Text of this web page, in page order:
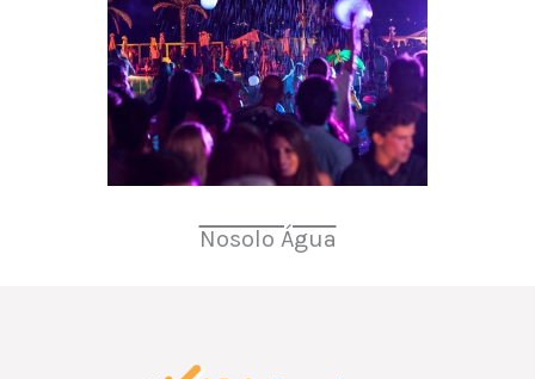
Nosolo Água